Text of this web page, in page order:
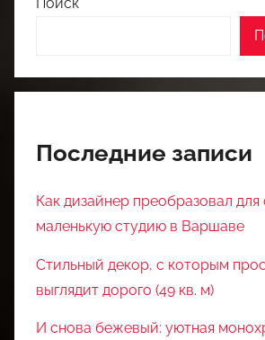
Последние записи
Как дизайнер преобразовал для
маленькую студию в Варшаве
Стильный декор, с которым
выглядит дорого (49 кв. м)
И снова бежевый: уютная